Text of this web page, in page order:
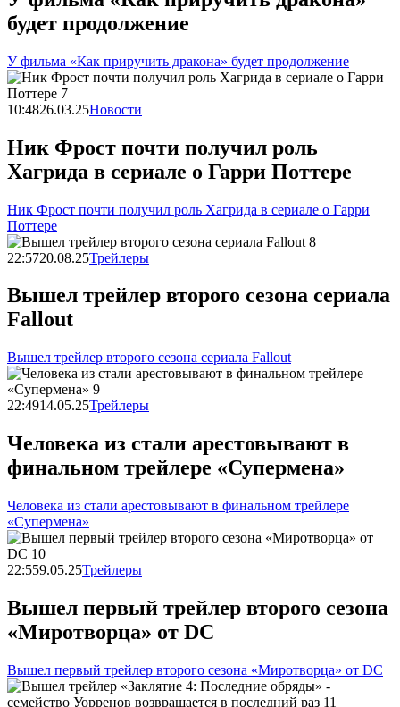
будет продолжение
У фильма «Как приручить дракона» будет продолжение
10:4826.03.25Новости
Ник Фрост почти получил роль
Хагрида в сериале о Гарри Поттере
Ник Фрост почти получил роль Хагрида в сериале о Гарри
Поттере
22:5720.08.25Трейлеры
Вышел трейлер второго сезона сериала
Fallout
Вышел трейлер второго сезона сериала Fallout
22:4914.05.25Трейлеры
Человека из стали арестовывают в
финальном трейлере «Супермена»
Человека из стали арестовывают в финальном трейлере
«Супермена»
22:559.05.25Трейлеры
Вышел первый трейлер второго сезона
«Миротворца» от DC
Вышел первый трейлер второго сезона «Миротворца» от DC